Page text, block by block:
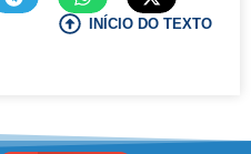
INÍCIO DO TEXTO